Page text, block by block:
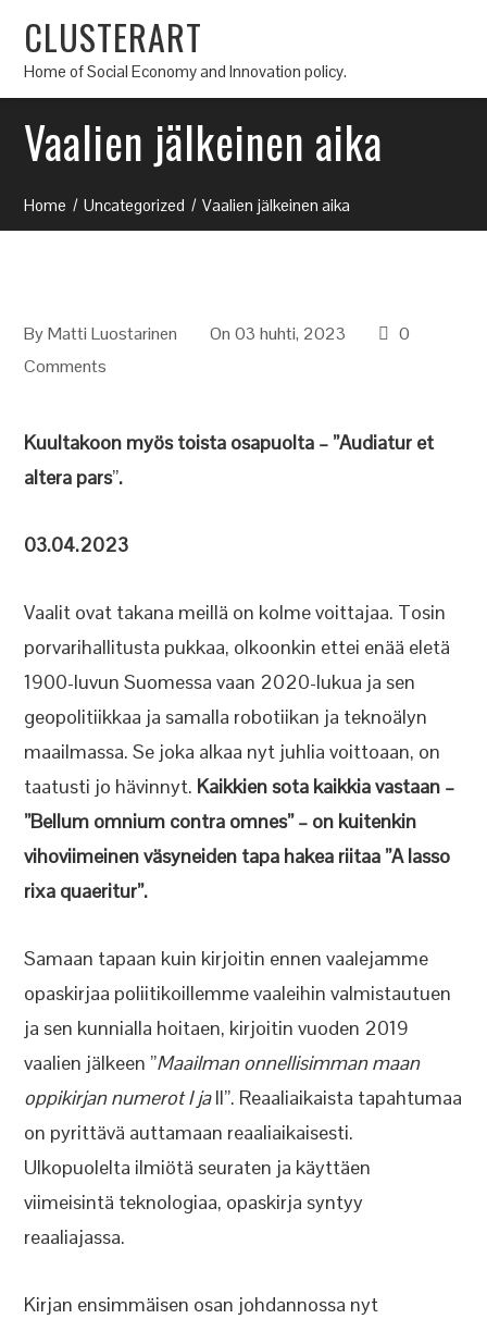
CLUSTERART
Home of Social Economy and Innovation policy.
Vaalien jälkeinen aika
Home Uncategorized Vaalien jälkeinen aika
ByMatti Luostarinen On 03 huhti, 2023
0
Comments
Kuultakoon myös toista osapuolta – ”Audiatur et
altera pars”.
03.04.2023
Vaalit ovat takana meillä on kolme voittajaa. Tosin
porvarihallitusta pukkaa, olkoonkin ettei enää eletä
1900-luvun Suomessa vaan 2020-lukua ja sen
geopolitiikkaa ja samalla robotiikan ja teknoälyn
maailmassa. Se joka alkaa nyt juhlia voittoaan, on
taatusti jo hävinnyt. Kaikkien sota kaikkia vastaan –
”Bellum omnium contra omnes” – on kuitenkin
vihoviimeinen väsyneiden tapa hakea riitaa ”A lasso
rixa quaeritur”.
Samaan tapaan kuin kirjoitin ennen vaalejamme
opaskirjaa poliitikoillemme vaaleihin valmistautuen
ja sen kunnialla hoitaen, kirjoitin vuoden 2019
vaalien jälkeen ”Maailman onnellisimman maan
oppikirjan numerot I jaII”. Reaaliaikaista tapahtumaa
on pyrittävä auttamaan reaaliaikaisesti.
Ulkopuolelta ilmiötä seuraten ja käyttäen
viimeisintä teknologiaa, opaskirja syntyy
reaaliajassa.
Kirjan ensimmäisen osan johdannossa nyt